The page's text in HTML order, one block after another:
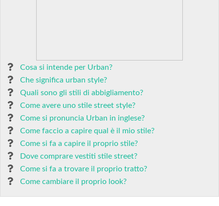
Cosa si intende per Urban?
Che significa urban style?
Quali sono gli stili di abbigliamento?
Come avere uno stile street style?
Come si pronuncia Urban in inglese?
Come faccio a capire qual è il mio stile?
Come si fa a capire il proprio stile?
Dove comprare vestiti stile street?
Come si fa a trovare il proprio tratto?
Come cambiare il proprio look?